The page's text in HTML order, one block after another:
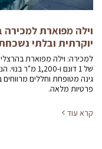
וילה מפוארת למכירה
יוקרתית ובלתי נשכחת
למכירה: וילה מפוארת בהרצליה
גינה מטופחת וחללים מרווחים
פרטיות מלאה.
קרא עוד